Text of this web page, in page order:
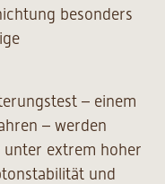
besonders
– einem
– werden
unter extrem hoher
und